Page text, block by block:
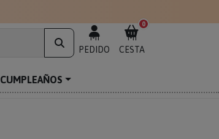
MI
PEDIDO
0
MI
CESTA
CUMPLEAÑOS